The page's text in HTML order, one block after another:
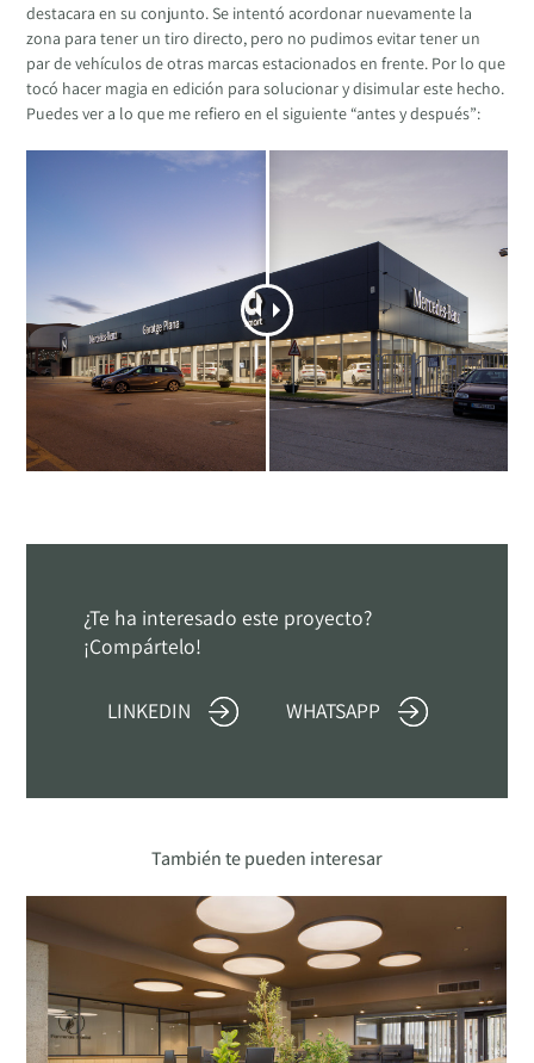
destacara en su conjunto. Se intentó acordonar nuevamente la
zona para tener un tiro directo, pero no pudimos evitar tener un
par de vehículos de otras marcas estacionados en frente. Por lo que
tocó hacer magia en edición para solucionar y disimular este hecho.
Puedes ver a lo que me refiero en el siguiente “antes y después”:
¿Te ha interesado este proyecto?
¡Compártelo!
LINKEDIN WHATSAPP
También te pueden interesar